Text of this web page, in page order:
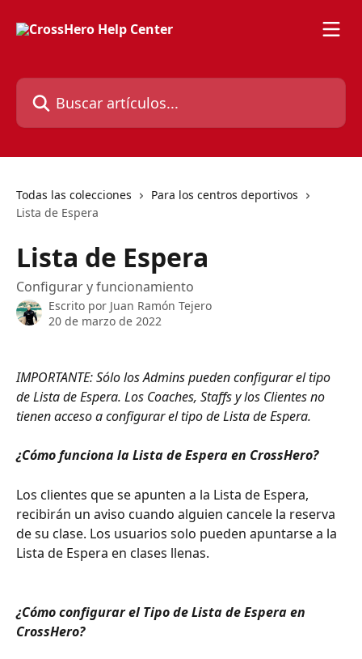
Buscar artículos...
Todas las colecciones
Para los centros deportivos
Lista de Espera
Lista de Espera
Configurar y funcionamiento
Escrito por Juan Ramón Tejero
20 de marzo de 2022
IMPORTANTE: Sólo los Admins pueden configurar el tipo
de Lista de Espera. Los Coaches, Staffs y los Clientes no
tienen acceso a configurar el tipo de Lista de Espera.
¿Cómo funciona la Lista de Espera en CrossHero?
Los clientes que se apunten a la Lista de Espera,
recibirán un aviso cuando alguien cancele la reserva
de su clase. Los usuarios solo pueden apuntarse a la
Lista de Espera en clases llenas.
¿Cómo configurar el Tipo de Lista de Espera en
CrossHero?